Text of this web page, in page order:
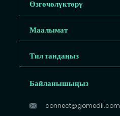
Өзгөчөлүктөрү
Маалымат
Тил тандаңыз
Байланышыңыз
connect@gomedii.com